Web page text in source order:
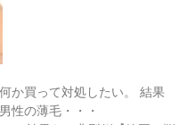
か買って対処したい。 結果
性の薄毛・・・